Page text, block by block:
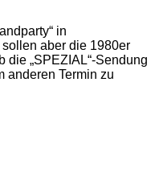
in
aber die 1980er
die „SPEZIAL“-Sendung
anderen Termin zu